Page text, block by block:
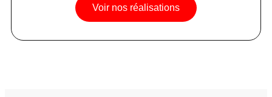
Voir nos réalisations